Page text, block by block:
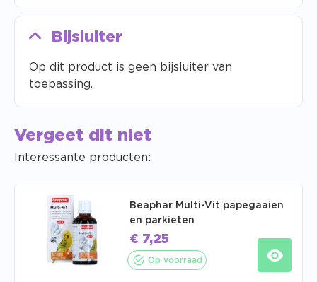
Bijsluiter
Op dit product is geen bijsluiter van
toepassing.
Vergeet dit niet
Interessante producten:
Beaphar Multi-Vit papegaaien
en parkieten
€ 7,25
Op voorraad